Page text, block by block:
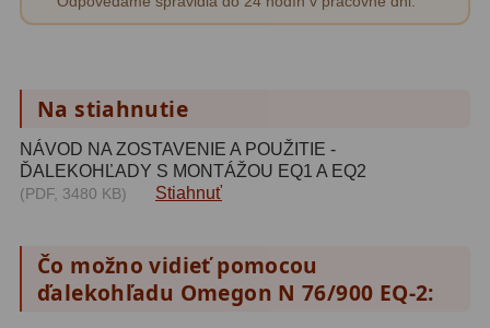
Vreckové10
Meteostanice52
Na stiahnutie
NÁVOD NA ZOSTAVENIE A POUŽITIE -
ĎALEKOHĽADY S MONTÁŽOU EQ1 A EQ2
(PDF, 3480 KB) Stiahnuť
Čo možno vidieť pomocou
ďalekohľadu Omegon N 76/900 EQ-2: